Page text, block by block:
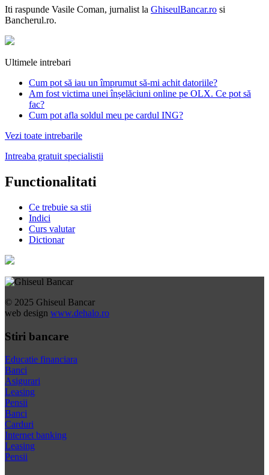
Iti raspunde Vasile Coman, jurnalist la GhiseulBancar.ro si
Bancherul.ro.
Ultimele intrebari
Cum pot să iau un împrumut să-mi achit datoriile?
Am fost victima unei înșelăciuni online pe OLX. Ce pot să
fac?
Cum pot afla soldul meu pe cardul ING?
Vezi toate intrebarile
Intreaba gratuit specialistii
Functionalitati
Ce trebuie sa stii
Indici
Curs valutar
Dictionar
© 2025 Ghiseul Bancar
web design www.dehalo.ro
Stiri bancare
Educatie financiara
Banci
Asigurari
Leasing
Pensii
Banci
Carduri
Internet banking
Leasing
Pensii